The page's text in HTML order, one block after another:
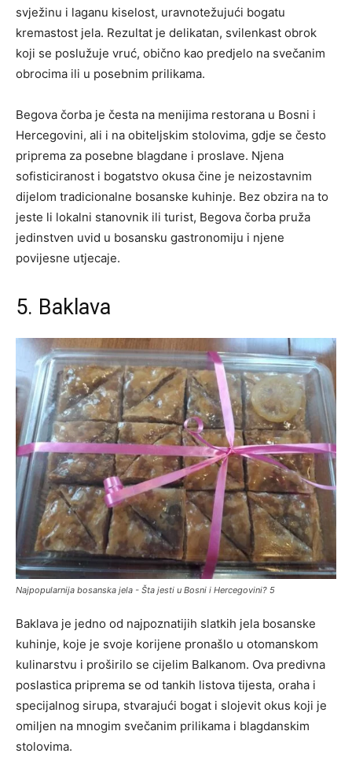
svježinu i laganu kiselost, uravnotežujući bogatu
kremastost jela. Rezultat je delikatan, svilenkast obrok
koji se poslužuje vruć, obično kao predjelo na svečanim
obrocima ili u posebnim prilikama.
Begova čorba je česta na menijima restorana u Bosni i
Hercegovini, ali i na obiteljskim stolovima, gdje se često
priprema za posebne blagdane i proslave. Njena
sofisticiranost i bogatstvo okusa čine je neizostavnim
dijelom tradicionalne bosanske kuhinje. Bez obzira na to
jeste li lokalni stanovnik ili turist, Begova čorba pruža
jedinstven uvid u bosansku gastronomiju i njene
povijesne utjecaje.
5. Baklava
Najpopularnija bosanska jela - Šta jesti u Bosni i Hercegovini? 5
Baklava je jedno od najpoznatijih slatkih jela bosanske
kuhinje, koje je svoje korijene pronašlo u otomanskom
kulinarstvu i proširilo se cijelim Balkanom. Ova predivna
poslastica priprema se od tankih listova tijesta, oraha i
specijalnog sirupa, stvarajući bogat i slojevit okus koji je
omiljen na mnogim svečanim prilikama i blagdanskim
stolovima.